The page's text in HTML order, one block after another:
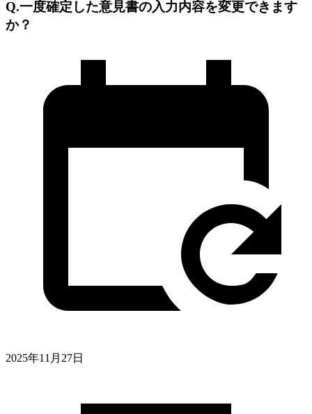
Q.一度確定した意見書の入力内容を変更できます
か？
2025年11月27日